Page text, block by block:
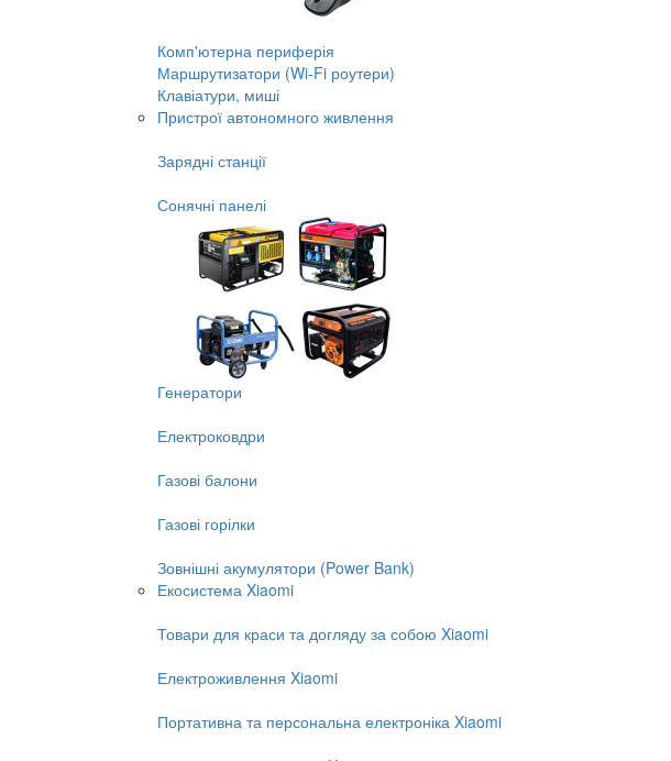
Комп'ютерна периферія
Маршрутизатори (Wi-Fi роутери)
Клавіатури, миші
Пристрої автономного живлення
Зарядні станції
Сонячні панелі
Генератори
Електроковдри
Газові балони
Газові горілки
Зовнішні акумулятори (Power Bank)
Екосистема Xiaomi
Товари для краси та догляду за собою Xiaomi
Електроживлення Xiaomi
Портативна та персональна електроніка Xiaomi